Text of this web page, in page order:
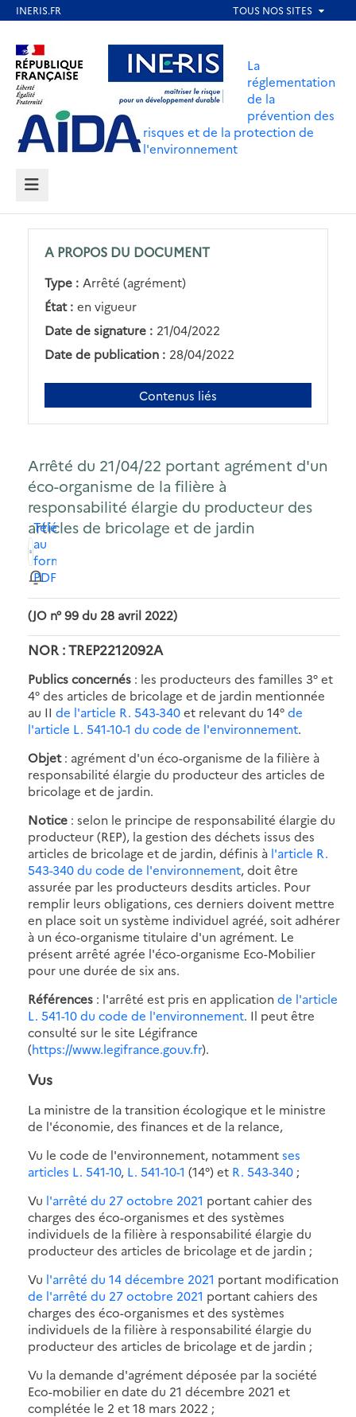
contenu
principal
Aller au contenu Aller au menu
Aller au pied de page
La
réglementation
de la
prévention des
risques et de la protection de
l'environnement
MENU
A PROPOS DU DOCUMENT
Type : Arrêté (agrément)
État : en vigueur
Date de signature : 21/04/2022
Date de publication : 28/04/2022
Contenus liés
Arrêté du 21/04/22 portant agrément d'un
éco-organisme de la filière à
responsabilité élargie du producteur des
articles de bricolage et de jardin
Télécharger
au
format
PDF
(JO n° 99 du 28 avril 2022)
NOR : TREP2212092A
Publics concernés : les producteurs des familles 3° et
4° des articles de bricolage et de jardin mentionnée
au II de l'article R. 543-340et relevant du 14°de
l'article L. 541-10-1 du code de l'environnement.
Objet: agrément d'un éco-organisme de la filière à
responsabilité élargie du producteur des articles de
bricolage et de jardin.
Notice : selon le principe de responsabilité élargie du
producteur (REP), la gestion des déchets issus des
articles de bricolage et de jardin, définis à l'article R.
543-340 du code de l'environnement, doit être
assurée par les producteurs desdits articles. Pour
remplir leurs obligations, ces derniers doivent mettre
en place soit un système individuel agréé, soit adhérer
à un éco-organisme titulaire d'un agrément. Le
présent arrêté agrée l'éco-organisme Eco-Mobilier
pour une durée de six ans.
Références : l'arrêté est pris en application de l'article
L. 541-10 du code de l'environnement. Il peut être
consulté sur le site Légifrance
(https://www.legifrance.gouv.fr).
Vus
La ministre de la transition écologique et le ministre
de l'économie, des finances et de la relance,
Vu le code de l'environnement, notammentses
articles L. 541-10, L. 541-10-1 (14°) et R. 543-340 ;
Vu l'arrêté du 27 octobre 2021 portant cahier des
charges des éco-organismes et des systèmes
individuels de la filière à responsabilité élargie du
producteur des articles de bricolage et de jardin ;
Vu l'arrêté du 14 décembre 2021 portant modification
de l'arrêté du 27 octobre 2021 portant cahiers des
charges des éco-organismes et des systèmes
individuels de la filière à responsabilité élargie du
producteur des articles de bricolage et de jardin ;
Vu la demande d'agrément déposée par la société
Eco-mobilier en date du 21 décembre 2021 et
complétée le 2 et 18 mars 2022 ;